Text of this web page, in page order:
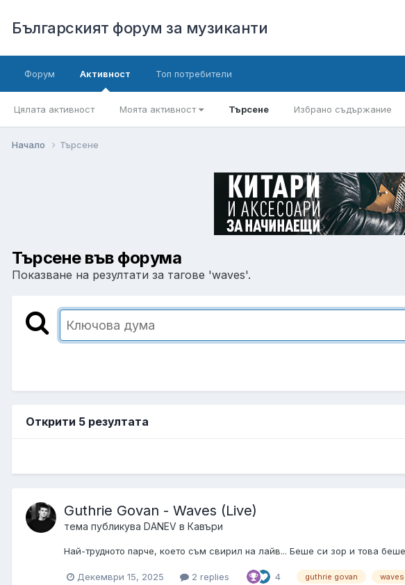
Българският форум за музиканти
Форум Активност
Цялата активност Моята активност Търсене Избрано съдържание
Топ потребители
Начало Търсене
Търсене във форума
Показване на резултати за тагове 'waves'.
Открити 5 резултата
Guthrie Govan - Waves (Live)
тема публикува DANEV в Кавъри
Най-трудното парче, което съм свирил на лайв... Беше си зор и това
Декември 15, 2025 2 replies 4 guthrie govan waves